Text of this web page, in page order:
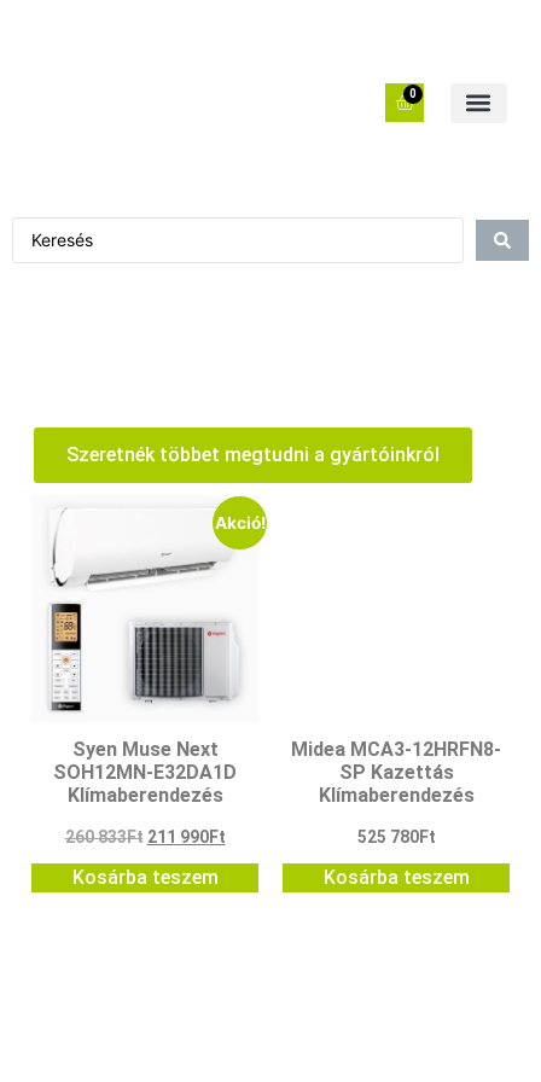
0
Szeretnék többet megtudni a gyártóinkról
Akció!
Syen Muse Next
SOH12MN-E32DA1D
Klímaberendezés
260 833Ft 211 990Ft
Kosárba teszem
Midea MCA3-12HRFN8-
SP Kazettás
Klímaberendezés
525 780Ft
Kosárba teszem